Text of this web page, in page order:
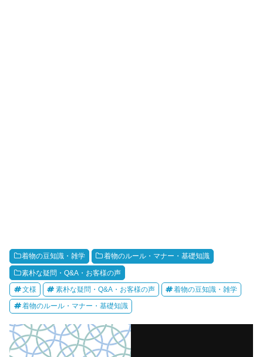
着物の豆知識・雑学 着物のルール・マナー・基礎知識
素朴な疑問・Q&A・お客様の声
文様 素朴な疑問・Q&A・お客様の声 着物の豆知識・雑学
着物のルール・マナー・基礎知識